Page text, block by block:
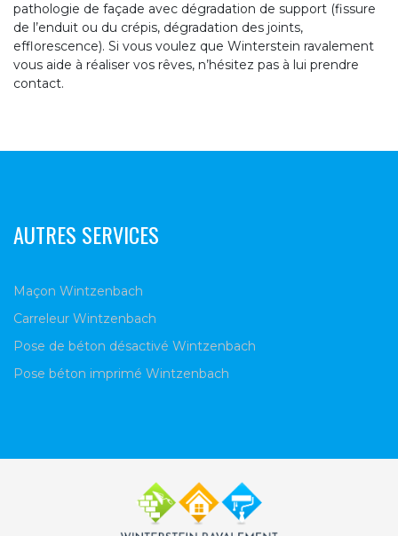
pathologie de façade avec dégradation de support (fissure
de l’enduit ou du crépis, dégradation des joints,
efflorescence). Si vous voulez que Winterstein ravalement
vous aide à réaliser vos rêves, n’hésitez pas à lui prendre
contact.
AUTRES SERVICES
Maçon Wintzenbach
Carreleur Wintzenbach
Pose de béton désactivé Wintzenbach
Pose béton imprimé Wintzenbach